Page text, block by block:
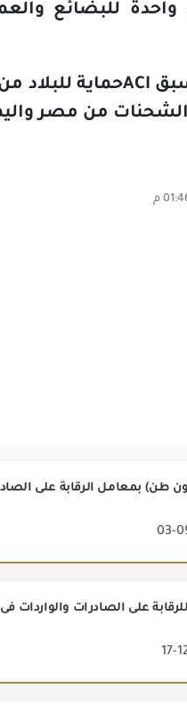
واحدة للبضائع
ACIحماية للبلاد
من مصر واليها
على الصادرات والواردات